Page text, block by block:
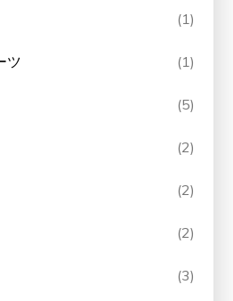
(1)
ツ (1)
(5)
(2)
(2)
(2)
(3)